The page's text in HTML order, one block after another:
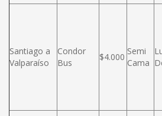
Santiago a
Valparaíso
Condor
Bus
$4.000
Semi
Cama